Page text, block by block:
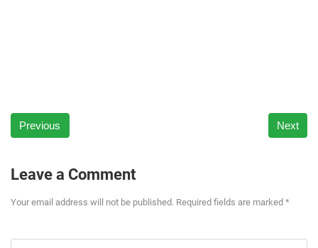
Previous Next
Leave a Comment
Your email address will not be published. Required fields are marked *